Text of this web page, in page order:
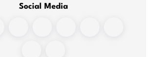
Social Media